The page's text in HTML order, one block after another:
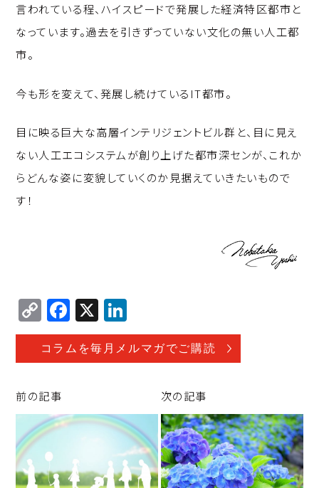
言われている程、ハイスピードで発展した経済特区都市と
なっています。過去を引きずっていない文化の無い人工都
市。
今も形を変えて、発展し続けているIT都市。
目に映る巨大な高層インテリジェントビル群と、目に見え
ない人工エコシステムが創り上げた都市深センが、これか
らどんな姿に変貌していくのか見据えていきたいもので
す！
C
o
p
Li
n
k
F
a
c
o
k
X
n
k
I
n
コラムを毎月メルマガでご購読
前の記事 次の記事